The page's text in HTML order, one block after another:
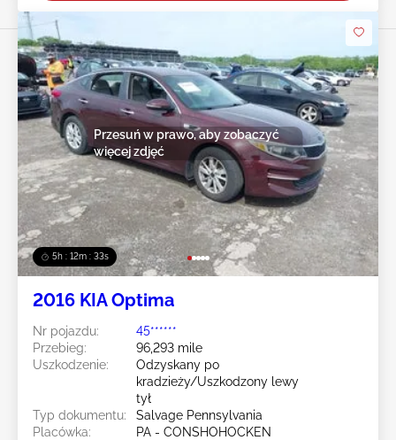
5h : 12m : 31s
Przesuń w prawo, aby zobaczyć
więcej zdjęć
2016 KIA Optima
Nr pojazdu:
45******
Przebieg:
96,293 mile
Uszkodzenie:
Odzyskany po
kradzieży/Uszkodzony lewy
tył
Typ dokumentu:
Salvage Pennsylvania
Placówka:
PA - CONSHOHOCKEN